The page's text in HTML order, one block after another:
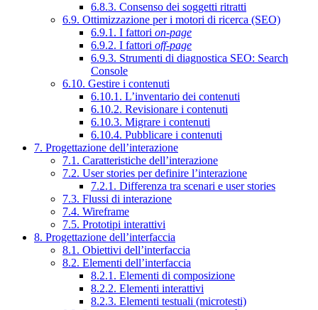
6.8.3. Consenso dei soggetti ritratti
6.9. Ottimizzazione per i motori di ricerca (SEO)
6.9.1. I fattori on-page
6.9.2. I fattori off-page
6.9.3. Strumenti di diagnostica SEO: Search
Console
6.10. Gestire i contenuti
6.10.1. L’inventario dei contenuti
6.10.2. Revisionare i contenuti
6.10.3. Migrare i contenuti
6.10.4. Pubblicare i contenuti
7. Progettazione dell’interazione
7.1. Caratteristiche dell’interazione
7.2. User stories per definire l’interazione
7.2.1. Differenza tra scenari e user stories
7.3. Flussi di interazione
7.4. Wireframe
7.5. Prototipi interattivi
8. Progettazione dell’interfaccia
8.1. Obiettivi dell’interfaccia
8.2. Elementi dell’interfaccia
8.2.1. Elementi di composizione
8.2.2. Elementi interattivi
8.2.3. Elementi testuali (microtesti)